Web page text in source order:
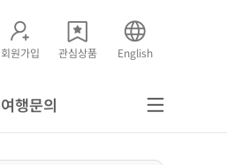
회원가입 관심상품 English
여행문의